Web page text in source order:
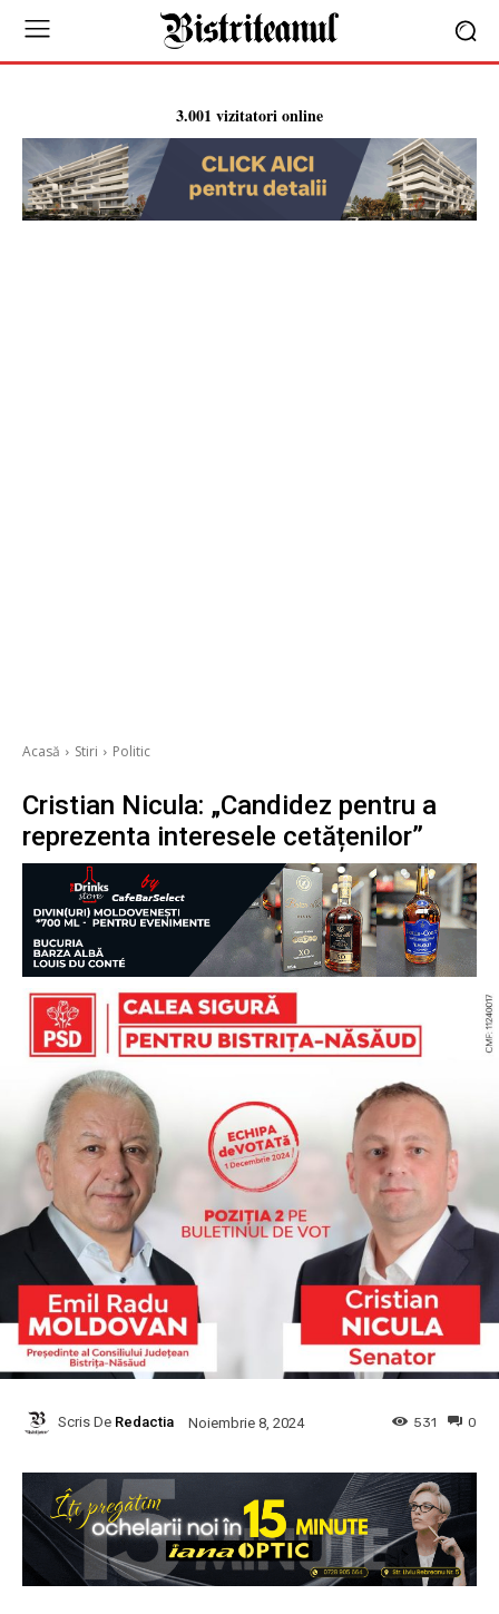
3.001 vizitatori online
Acasă Stiri Politic
Cristian Nicula: „Candidez pentru a
reprezenta interesele cetățenilor”
Scris De Redactia Noiembrie 8, 2024 0
531